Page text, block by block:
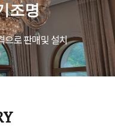
조명
으로 판매및 설치